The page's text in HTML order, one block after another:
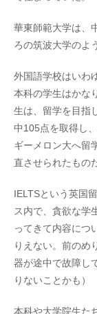
華東師範大学は、
ろの筑波大学のよ
外国語学校はいわ
本科の学生はかな
生は、留学を目指
中105点を取得し
ギーメロン大へ留
直させられたもの
IELTSという英国
ス内で、貪欲な学
ってきて内容につ
りえない。前のめ
器が途中で故障し
りないことかも）
本科や大学院生た